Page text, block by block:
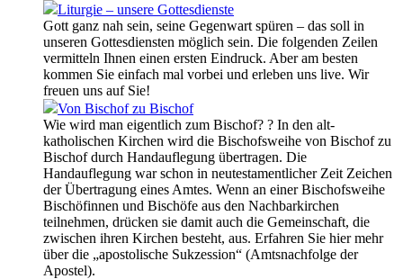
Liturgie – unsere Gottesdienste
Gott ganz nah sein, seine Gegenwart spüren – das soll in
unseren Gottesdiensten möglich sein. Die folgenden Zeilen
vermitteln Ihnen einen ersten Eindruck. Aber am besten
kommen Sie einfach mal vorbei und erleben uns live. Wir
freuen uns auf Sie!
Von Bischof zu Bischof
Wie wird man eigentlich zum Bischof? ? In den alt-
katholischen Kirchen wird die Bischofsweihe von Bischof zu
Bischof durch Handauflegung übertragen. Die
Handauflegung war schon in neutestamentlicher Zeit Zeichen
der Übertragung eines Amtes. Wenn an einer Bischofsweihe
Bischöfinnen und Bischöfe aus den Nachbarkirchen
teilnehmen, drücken sie damit auch die Gemeinschaft, die
zwischen ihren Kirchen besteht, aus. Erfahren Sie hier mehr
über die „apostolische Sukzession“ (Amtsnachfolge der
Apostel).